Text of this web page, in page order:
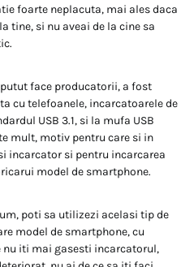
foarte neplacuta, mai ales daca
tine, si nu aveai de la cine sa
face producatorii, a fost
cu telefoanele, incarcatoarele de
USB 3.1, si la mufa USB
mult, motiv pentru care si in
incarcator si pentru incarcarea
model de smartphone.
poti sa utilizezi acelasi tip de
model de smartphone, cu
iti mai gasesti incarcatorul,